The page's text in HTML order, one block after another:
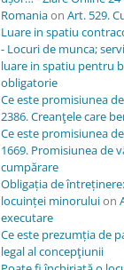
Romaniaon Art. 529.
Luare in spatiu
- Locuri de munca;
luare in spatiu pentru
obligatorie
Ce este promisiunea
2386. Creanţele care
Ce este promisiunea
1669. Promisiunea de
cumpărare
Obligația de
locuinței minoruluion
executare
Ce este prezumția de
legal al concepţiunii